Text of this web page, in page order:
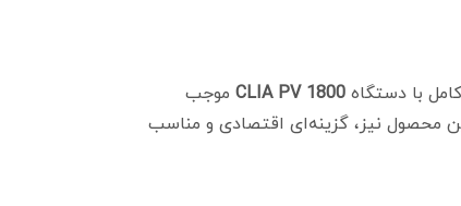
با دستگاه CLIA PV 1800 موجب
محصول نیز، گزینه‌ای اقتصادی و مناسب